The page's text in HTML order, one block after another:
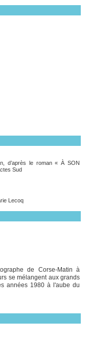
d’après le roman « À SON
Sud
Lecoq
de Corse-Matin à
se mélangent aux grands
années 1980 à l'aube du